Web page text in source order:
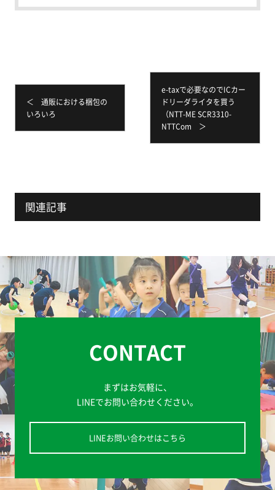
＜ 通販における梱包の
いろいろ
e-taxで必要なのでICカー
ドリーダライタを買う
（NTT-ME SCR3310-
NTTCom ＞
関連記事
CONTACT
まずはお気軽に、
LINEでお問い合わせください。
LINEお問い合わせはこちら